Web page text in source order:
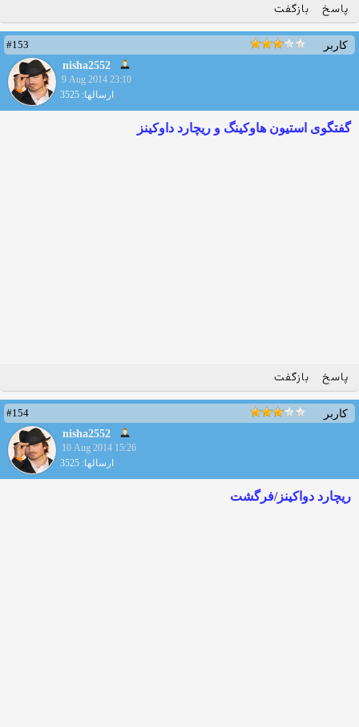
پاسخ بازگفت
کاربر
#153
nisha2552
9 Aug 2014 23:10
ارسالها: 3525
گفتگوی استیون هاوکینگ و ریچارد داوکینز
پاسخ بازگفت
کاربر
#154
nisha2552
10 Aug 2014 15:26
ارسالها: 3525
ریچارد دواکینز/فرگشت